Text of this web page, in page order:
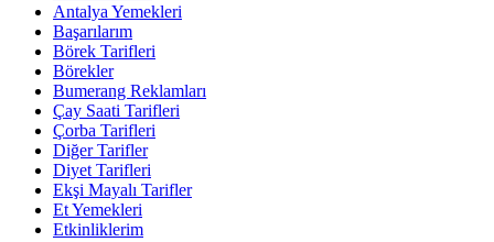
Antalya Yemekleri
Başarılarım
Börek Tarifleri
Börekler
Bumerang Reklamları
Çay Saati Tarifleri
Çorba Tarifleri
Diğer Tarifler
Diyet Tarifleri
Ekşi Mayalı Tarifler
Et Yemekleri
Etkinliklerim